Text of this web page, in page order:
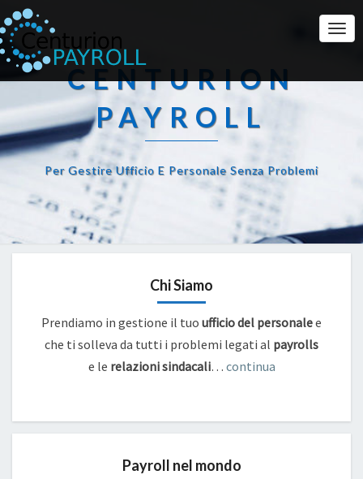
CENTURION
PAYROLL
Per Gestire Ufficio E Personale Senza Problemi
Chi Siamo
Prendiamo in gestione il tuo ufficio del personalee
che ti solleva da tutti i problemi legati al payrolls
e le relazioni sindacali… continua
Payroll nel mondo